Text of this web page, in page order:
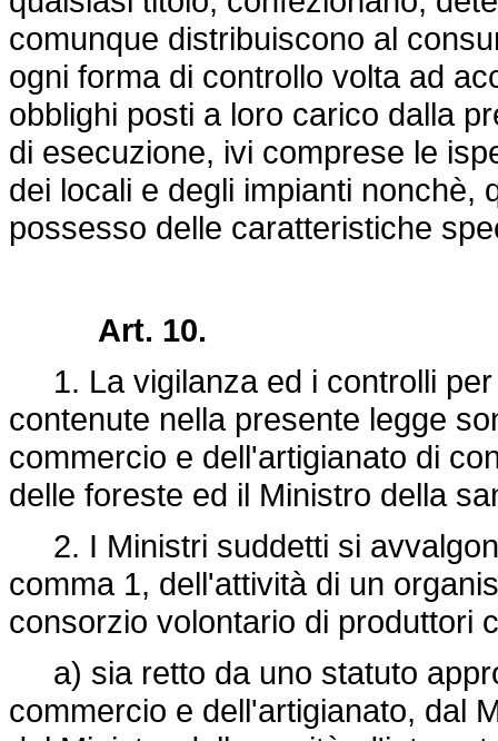
comunque distribuiscono al
ogni forma di controllo volta ad
obblighi posti a loro carico dalla
di esecuzione, ivi comprese le
dei locali e degli impianti nonchè,
possesso delle caratteristiche
Art. 10.
1. La vigilanza ed i controlli per
contenute nella presente legge
commercio e dell'artigianato di
delle foreste ed il Ministro della
2. I Ministri suddetti si
comma 1, dell'attività di un
consorzio volontario di produttori
a) sia retto da uno statuto
commercio e dell'artigianato, dal